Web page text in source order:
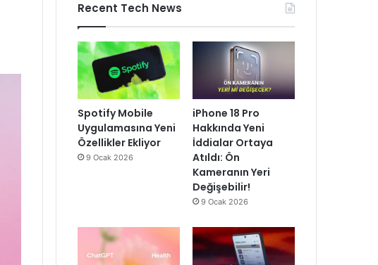
Recent Tech News
Spotify Mobile
Uygulamasına Yeni
Özellikler Ekliyor
9 Ocak 2026
iPhone 18 Pro
Hakkında Yeni
İddialar Ortaya
Atıldı: Ön
Kameranın Yeri
Değişebilir!
9 Ocak 2026